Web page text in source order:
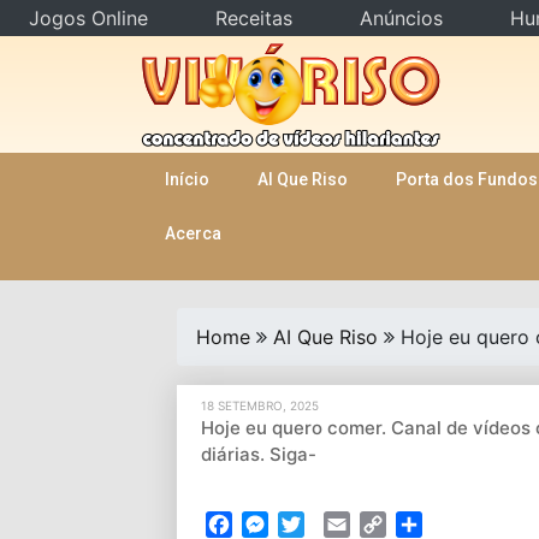
Início AI Que Riso Porta dos Fundos
Acerca
Home AI Que Riso Hoje eu quero
18 SETEMBRO, 2025
Hoje eu quero comer. Canal de
diárias. Siga-
FacebookMessenger
TwitterEmail Copy
Jogos Online Receitas Anúncios